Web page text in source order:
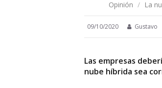
Opinión / La
09/10/2020 Gustavo
Las empresas
nube híbrida sea